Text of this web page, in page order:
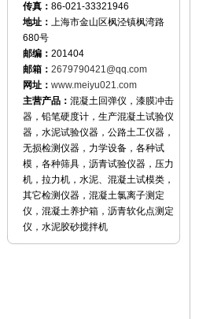
传真： 86-021-33321946
地址： 上海市金山区枫泾镇枫湾路
680号
邮编： 201404
邮箱： 2679790421@qq.com
网址： www.meiyu021.com
主营产品： 混凝土回弹仪，漆膜冲击
器，铅笔硬度计，生产混凝土试验仪
器，水泥试验仪器，公路土工仪器，
无损检测仪器，力学设备，各种试
模，各种筛具，沥青试验仪器，压力
机，拉力机，水泥、混凝土试模类，
其它检测仪器，混凝土氯离子测定
仪，混凝土养护箱，沥青软化点测定
仪，水泥胶砂搅拌机